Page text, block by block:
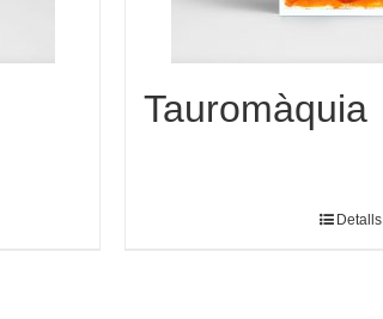
Tauromàquia
Detalls